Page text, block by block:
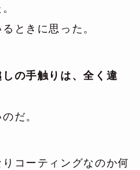
ときに思った。
の手触りは、全く違
だ。
コーティングなのか何